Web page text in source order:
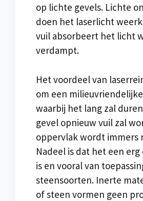
op lichte gevels. Lichte
doen het laserlicht
vuil absorbeert het licht
verdampt.
Het voordeel van
om een
waarbij het lang zal
gevel opnieuw vuil zal
oppervlak wordt immers
Nadeel is dat het een
is en vooral van
steensoorten. Inerte
of steen vormen geen